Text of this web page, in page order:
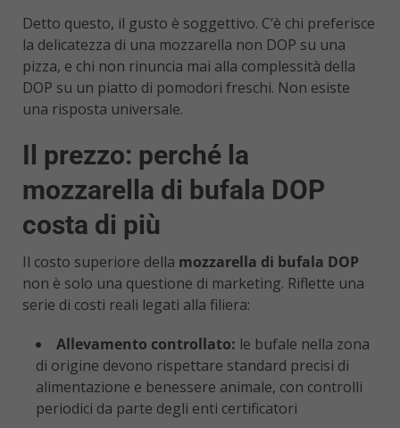
Detto questo, il gusto è soggettivo. C’è chi preferisce
la delicatezza di una mozzarella non DOP su una
pizza, e chi non rinuncia mai alla complessità della
DOP su un piatto di pomodori freschi. Non esiste
una risposta universale.
Il prezzo: perché la
mozzarella di bufala DOP
costa di più
Il costo superiore della mozzarella di bufala DOP
non è solo una questione di marketing. Riflette una
serie di costi reali legati alla filiera:
Allevamento controllato: le bufale nella zona
di origine devono rispettare standard precisi di
alimentazione e benessere animale, con controlli
periodici da parte degli enti certificatori